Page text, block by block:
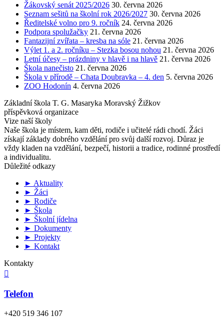
Žákovský senát 2025/2026 30. června 2026
Seznam sešitů na školní rok 2026/2027 30. června 2026
Ředitelské volno pro 9. ročník 24. června 2026
Podpora spolužačky 21. června 2026
Fantazijní zvířata – kresba na sóle 21. června 2026
Výlet 1. a 2. ročníku – Stezka bosou nohou 21. června 2026
Letní účesy – prázdniny v hlavě i na hlavě 21. června 2026
Škola nanečisto 21. června 2026
Škola v přírodě – Chata Doubravka – 4. den 5. června 2026
ZOO Hodonín 4. června 2026
Základní škola T. G. Masaryka Moravský Žižkov
příspěvková organizace
Vize naší školy
Naše škola je místem, kam děti, rodiče i učitelé rádi chodí. Žáci
získají základy dobrého vzdělání pro svůj další rozvoj. Důraz je
vždy kladen na vzdělání, bezpečí, historii a tradice, rodinné prostředí
a individualitu.
Důležité odkazy
► Aktuality
► Žáci
► Rodiče
► Škola
► Školní jídelna
► Dokumenty
► Projekty
► Kontakt
Kontakty

Telefon
+420 519 346 107